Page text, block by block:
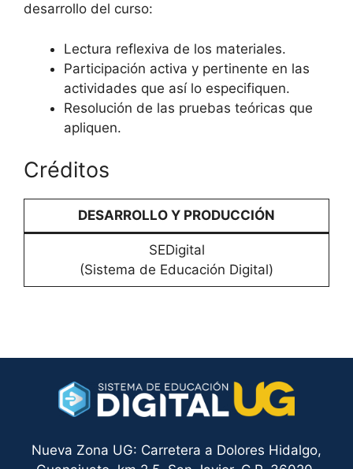
desarrollo del curso:
Lectura reflexiva de los materiales.
Participación activa y pertinente en las
actividades que así lo especifiquen.
Resolución de las pruebas teóricas que
apliquen.
Créditos
DESARROLLO Y PRODUCCIÓN
SEDigital
(Sistema de Educación Digital)
Nueva Zona UG: Carretera a Dolores Hidalgo,